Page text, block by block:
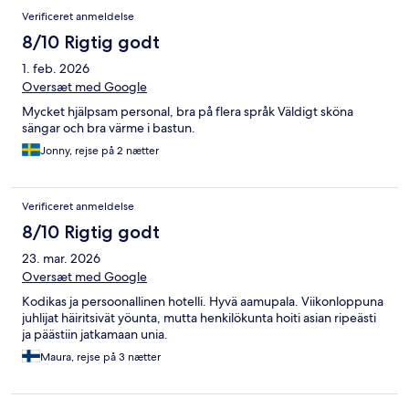
Verificeret anmeldelse
8/10 Rigtig godt
1. feb. 2026
Oversæt med Google
Mycket hjälpsam personal, bra på flera språk Väldigt sköna
sängar och bra värme i bastun.
Jonny, rejse på 2 nætter
Verificeret anmeldelse
8/10 Rigtig godt
23. mar. 2026
Oversæt med Google
Kodikas ja persoonallinen hotelli. Hyvä aamupala. Viikonloppuna
juhlijat häiritsivät yöunta, mutta henkilökunta hoiti asian ripeästi
ja päästiin jatkamaan unia.
Maura, rejse på 3 nætter